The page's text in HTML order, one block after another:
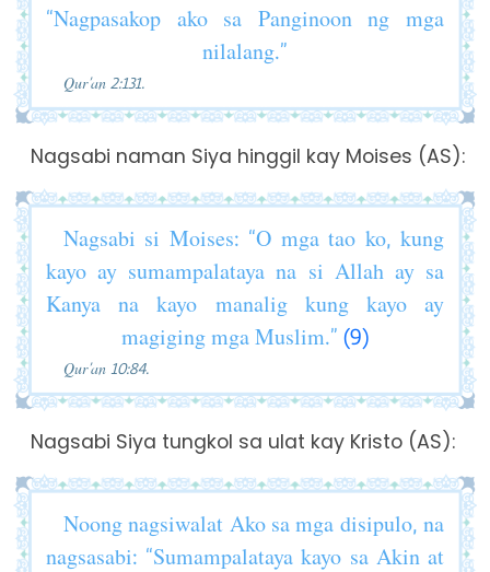
“Nagpasakop ako sa Panginoon ng mga
nilalang.”
Qur’an 2:131.
Nagsabi naman Siya hinggil kay Moises (AS):
Nagsabi si Moises: “O mga tao ko, kung
kayo ay sumampalataya na si Allah ay sa
Kanya na kayo manalig kung kayo ay
magiging mga Muslim.” (9)
Qur’an 10:84.
Nagsabi Siya tungkol sa ulat kay Kristo (AS):
Noong nagsiwalat Ako sa mga disipulo, na
nagsasabi: “Sumampalataya kayo sa Akin at